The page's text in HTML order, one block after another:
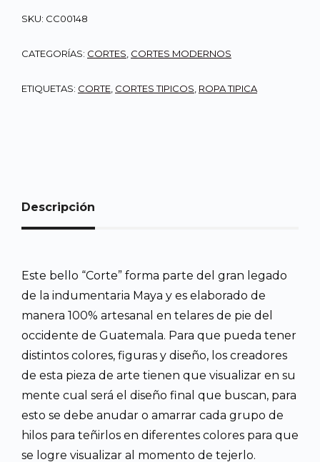
SKU: CC00148
CATEGORÍAS: CORTES CORTES MODERNOS
ETIQUETAS: CORTE CORTES TIPICOS ROPA TIPICA
Descripción
Este bello “Corte” forma parte del gran legado
de la indumentaria Maya y es elaborado de
manera 100% artesanal en telares de pie del
occidente de Guatemala. Para que pueda tener
distintos colores, figuras y diseño, los creadores
de esta pieza de arte tienen que visualizar en su
mente cual será el diseño final que buscan, para
esto se debe anudar o amarrar cada grupo de
hilos para teñirlos en diferentes colores para que
se logre visualizar al momento de tejerlo.